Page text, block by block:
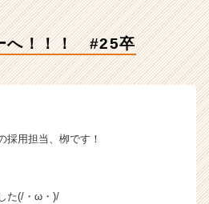
へ！！！ #25卒
採用担当、栁です！
た(/・ω・)/